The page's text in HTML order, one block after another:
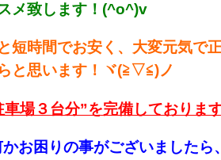
メ致します！(^o^)v
短時間でお安く、大変元気
と思います！ヾ(≧▽≦)ノ
場３台分”を完備しておりま
お困りの事がございましたら